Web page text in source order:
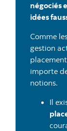
négociés
idées
Comme
gestion
importe
notions.
Il